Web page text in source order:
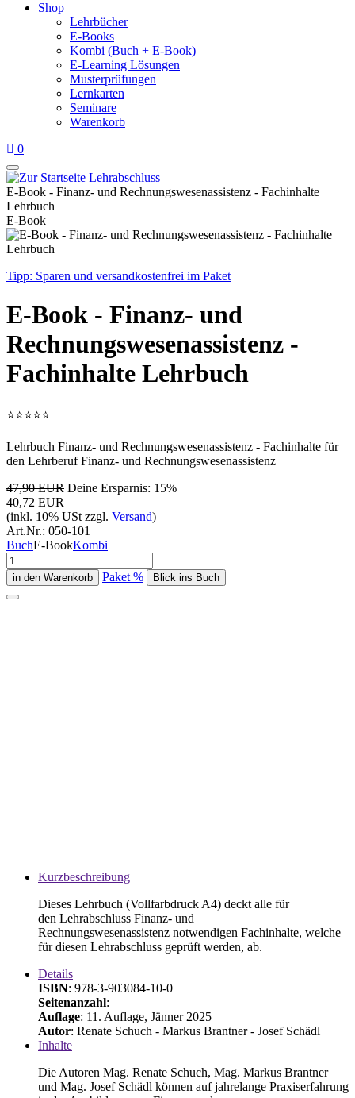
Shop
Lehrbücher
E-Books
Kombi (Buch + E-Book)
E-Learning Lösungen
Musterprüfungen
Lernkarten
Seminare
Warenkorb
0
E-Book - Finanz- und Rechnungswesenassistenz - Fachinhalte
Lehrbuch
E-Book
Tipp: Sparen und versandkostenfrei im Paket
E-Book - Finanz- und
Rechnungswesenassistenz -
Fachinhalte Lehrbuch
⭐⭐⭐⭐⭐
Lehrbuch Finanz- und Rechnungswesenassistenz - Fachinhalte für
den Lehrberuf Finanz- und Rechnungswesenassistenz
47,90 EUR Deine Ersparnis: 15%
40,72 EUR
(inkl. 10% USt zzgl. Versand)
Art.Nr.: 050-101
BuchE-BookKombi
Paket % Blick ins Buch
Kurzbeschreibung
Dieses Lehrbuch (Vollfarbdruck A4) deckt alle für
den Lehrabschluss Finanz- und
Rechnungswesenassistenz notwendigen Fachinhalte, welche
für diesen Lehrabschluss geprüft werden, ab.
Details
ISBN: 978-3-903084-10-0
Seitenanzahl:
Auflage: 11. Auflage, Jänner 2025
Autor: Renate Schuch - Markus Brantner - Josef Schädl
Inhalte
Die Autoren Mag. Renate Schuch, Mag. Markus Brantner
und Mag. Josef Schädl können auf jahrelange Praxiserfahrung